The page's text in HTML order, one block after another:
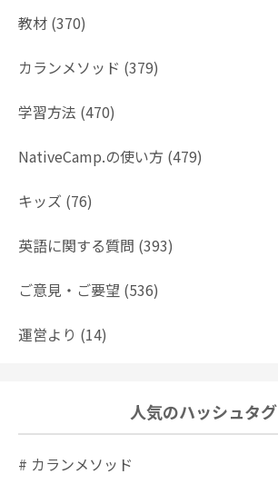
教材 (370)
カランメソッド (379)
学習方法 (470)
NativeCamp.の使い方 (479)
キッズ (76)
英語に関する質問 (393)
ご意見・ご要望 (536)
運営より (14)
人気のハッシュタグ
# カランメソッド